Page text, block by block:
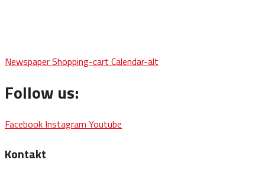
NewspaperShopping-cart Calendar-alt
Follow us:
Facebook Instagram Youtube
Kontakt